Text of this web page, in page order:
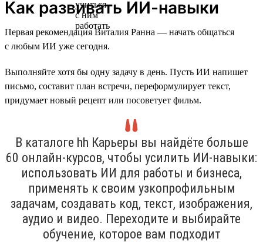
Как развивать ИИ-навыки
Первая рекомендация Виталия Ранна — начать общаться
с любым ИИ уже сегодня.
Выполняйте хотя бы одну задачу в день. Пусть ИИ напишет
письмо, составит план встречи, переформулирует текст,
придумает новый рецепт или посоветует фильм.
В каталоге hh Карьеры вы найдёте больше
60 онлайн-курсов, чтобы усилить ИИ-навыки:
использовать ИИ для работы и бизнеса,
применять к своим узкопрофильным
задачам, создавать код, текст, изображения,
аудио и видео. Переходите и выбирайте
обучение, которое вам подходит